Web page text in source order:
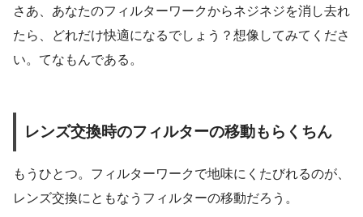
さあ、あなたのフィルターワークからネジネジを消し去れ
たら、どれだけ快適になるでしょう？想像してみてくださ
い。てなもんである。
レンズ交換時のフィルターの移動もらくちん
もうひとつ。フィルターワークで地味にくたびれるのが、
レンズ交換にともなうフィルターの移動だろう。